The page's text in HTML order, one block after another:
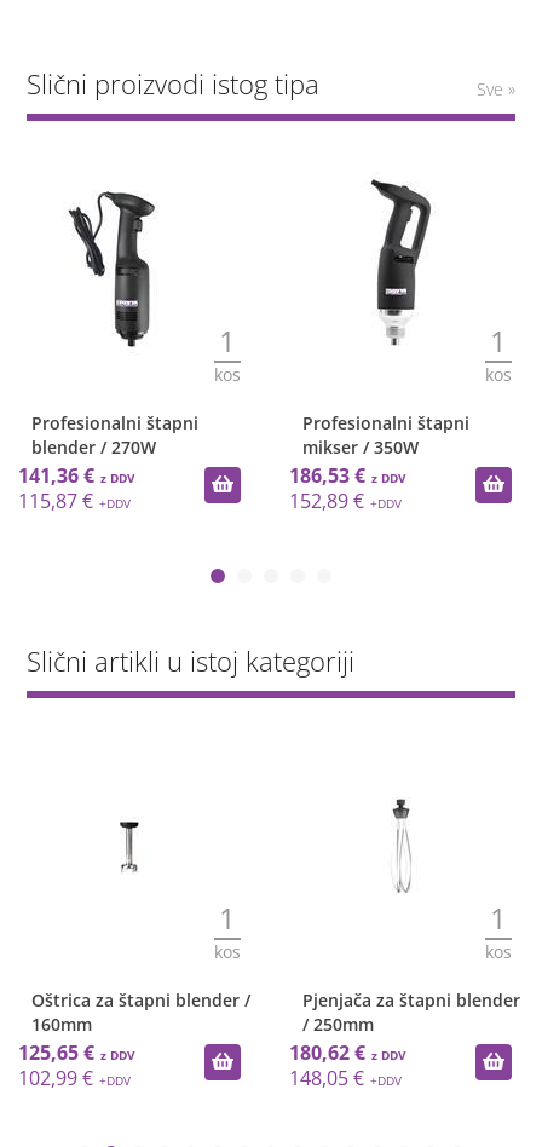
Slični proizvodi istog tipa Sve »
1
kos
Profesionalni štapni
blender / 270W
141,36 €
115,87 €
1
kos
Profesionalni štapni
mikser / 350W
186,53 €
152,89 €
Slični artikli u istoj kategoriji
1
kos
Oštrica za štapni blender /
160mm
125,65 €
102,99 €
1
kos
Pjenjača za štapni blender
/ 250mm
180,62 €
148,05 €